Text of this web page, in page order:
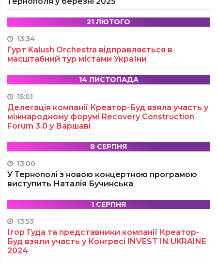
21 ЛЮТОГО
13:34
Гурт Kalush Orchestra відправляється в
масштабний тур містами України
14 ЛИСТОПАДА
15:01
Делегація компанії Креатор-Буд взяла участь у
міжнародному форумі Recovery Construction
Forum 3.0 у Варшаві
8 СЕРПНЯ
13:00
У Тернополі з новою концертною програмою
виступить Наталія Бучинська
1 СЕРПНЯ
13:53
Ігор Гуда та представники компанії Креатор-
Буд взяли участь у Конгресі INVEST IN UKRAINE
2024